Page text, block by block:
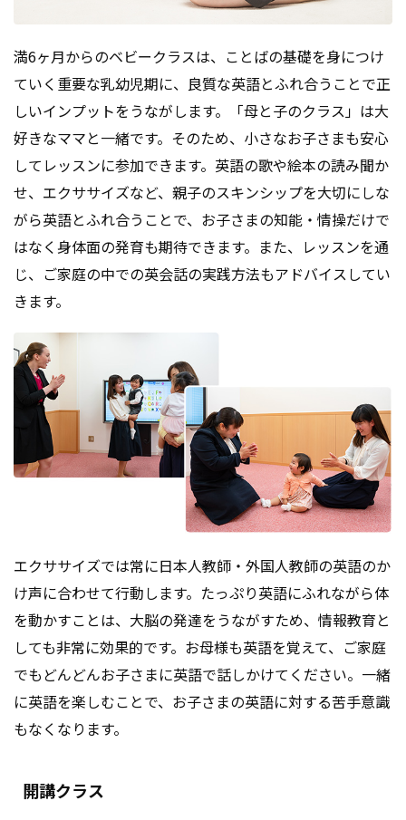
満6ヶ月からのベビークラスは、ことばの基礎を身につけ
ていく重要な乳幼児期に、良質な英語とふれ合うことで正
しいインプットをうながします。「母と子のクラス」は大
好きなママと一緒です。そのため、小さなお子さまも安心
してレッスンに参加できます。英語の歌や絵本の読み聞か
せ、エクササイズなど、親子のスキンシップを大切にしな
がら英語とふれ合うことで、お子さまの知能・情操だけで
はなく身体面の発育も期待できます。また、レッスンを通
じ、ご家庭の中での英会話の実践方法もアドバイスしてい
きます。
エクササイズでは常に日本人教師・外国人教師の英語のか
け声に合わせて行動します。たっぷり英語にふれながら体
を動かすことは、大脳の発達をうながすため、情報教育と
しても非常に効果的です。お母様も英語を覚えて、ご家庭
でもどんどんお子さまに英語で話しかけてください。一緒
に英語を楽しむことで、お子さまの英語に対する苦手意識
もなくなります。
開講クラス